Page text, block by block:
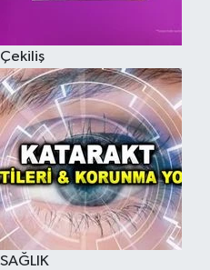
Çekiliş
SAĞLIK